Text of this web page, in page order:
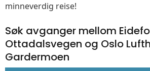
minneverdig reise!
Søk avganger mellom
Ottadalsvegen og Oslo
Gardermoen